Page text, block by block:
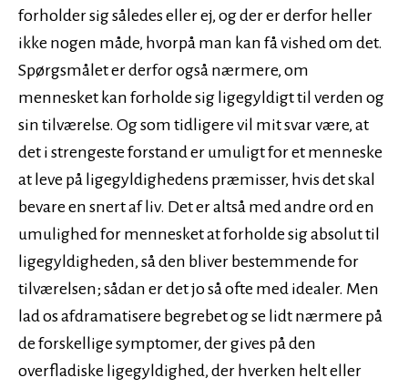
forholder sig således eller ej, og der er derfor heller
ikke nogen måde, hvorpå man kan få vished om det.
Spørgsmålet er derfor også nærmere, om
mennesket kan forholde sig ligegyldigt til verden og
sin tilværelse. Og som tidligere vil mit svar være, at
det i strengeste forstand er umuligt for et menneske
at leve på ligegyldighedens præmisser, hvis det skal
bevare en snert af liv. Det er altså med andre ord en
umulighed for mennesket at forholde sig absolut til
ligegyldigheden, så den bliver bestemmende for
tilværelsen; sådan er det jo så ofte med idealer. Men
lad os afdramatisere begrebet og se lidt nærmere på
de forskellige symptomer, der gives på den
overfladiske ligegyldighed, der hverken helt eller